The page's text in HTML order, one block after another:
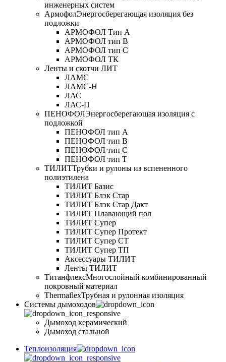
инженерных систем
АрмофолЭнергосберегающая изоляция без
подложки
АРМОФОЛ Тип А
АРМОФОЛ тип В
АРМОФОЛ тип C
АРМОФОЛ ТК
Ленты и скотчи ЛИТ
ЛАМС
ЛАМС-Н
ЛАС
ЛАС-П
ПЕНОФОЛЭнергосберегающая изоляция с
подложкой
ПЕНОФОЛ тип А
ПЕНОФОЛ тип B
ПЕНОФОЛ тип C
ПЕНОФОЛ тип T
ТИЛИТТрубки и рулоны из вспененного
полиэтилена
ТИЛИТ Базис
ТИЛИТ Блэк Стар
ТИЛИТ Блэк Стар Дакт
ТИЛИТ Плавающий пол
ТИЛИТ Супер
ТИЛИТ Супер Протект
ТИЛИТ Супер СТ
ТИЛИТ Супер ТП
Аксессуары ТИЛИТ
Ленты ТИЛИТ
ТитанфлексМногослойный комбинированный
покровный материал
ThermaflexТрубная и рулонная изоляция
Cистемы дымоходов
Дымоход керамический
Дымоход стальной
Теплоизоляция